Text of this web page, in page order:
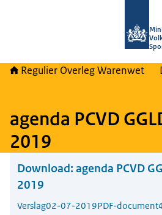
Regulier Overleg Warenwet
agenda PCVD
2019
Download: agenda PCVD
2019
Verslag02-07-2019PDF-document